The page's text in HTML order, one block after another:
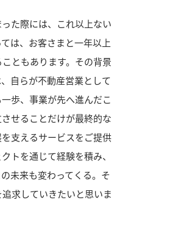
た際には、これ以上ない
は、お客さまと一年以上
ともあります。その背景
自らが不動産営業として
歩、事業が先へ進んだこ
せることだけが最終的な
支えるサービスをご提供
トを通じて経験を積み、
未来も変わってくる。そ
求していきたいと思いま